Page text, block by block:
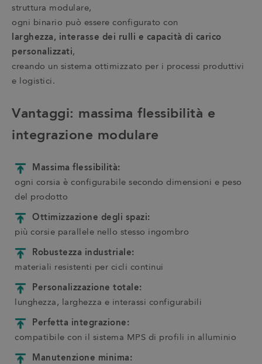
struttura modulare,
ogni binario può essere configurato con
larghezza, interasse dei rulli e capacità di carico
personalizzati,
creando un sistema ottimizzato per i processi produttivi
e logistici.
Vantaggi: massima flessibilità e
integrazione modulare
Massima flessibilità:
ogni corsia è configurabile secondo dimensioni e peso
del prodotto
Ottimizzazione degli spazi:
più corsie parallele nello stesso ingombro
Robustezza industriale:
materiali resistenti per cicli continui
Personalizzazione totale:
lunghezza, larghezza e interassi configurabili
Perfetta integrazione:
compatibile con il sistema MPS di profili in alluminio
Manutenzione minima: